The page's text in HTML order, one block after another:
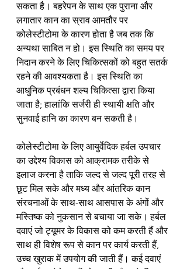
सकता है। बहरेपन के साथ एक पुराना और
लगातार कान का स्राव आमतौर पर
कोलेस्टीटोमा के कारण होता है जब तक कि
अन्यथा साबित न हो। इस स्थिति का समय पर
निदान करने के लिए चिकित्सकों को बहुत सतर्क
रहने की आवश्यकता है। इस स्थिति का
आधुनिक प्रबंधन शल्य चिकित्सा द्वारा किया
जाता है; हालांकि सर्जरी ही स्थायी क्षति और
सुनवाई हानि का कारण बन सकती है।
कोलेस्टीटोमा के लिए आयुर्वेदिक हर्बल उपचार
का उद्देश्य विकास को आक्रामक तरीके से
इलाज करना है ताकि जल्द से जल्द पूरी तरह से
छूट मिल सके और मध्य और आंतरिक कान
संरचनाओं के साथ-साथ आसपास के अंगों और
मस्तिष्क को नुकसान से बचाया जा सके। हर्बल
दवाएं जो ट्यूमर के विकास को कम करती हैं और
साथ ही विशेष रूप से कान पर कार्य करती हैं,
उच्च खुराक में उपयोग की जाती हैं। कई दवाएं